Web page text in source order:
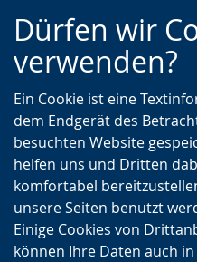
Dürfen wir
verwenden?
Ein Cookie ist eine
dem Endgerät des
besuchten Website
helfen uns und Dritten
komfortabel
unsere Seiten benutzt
Einige Cookies von
können Ihre Daten auch